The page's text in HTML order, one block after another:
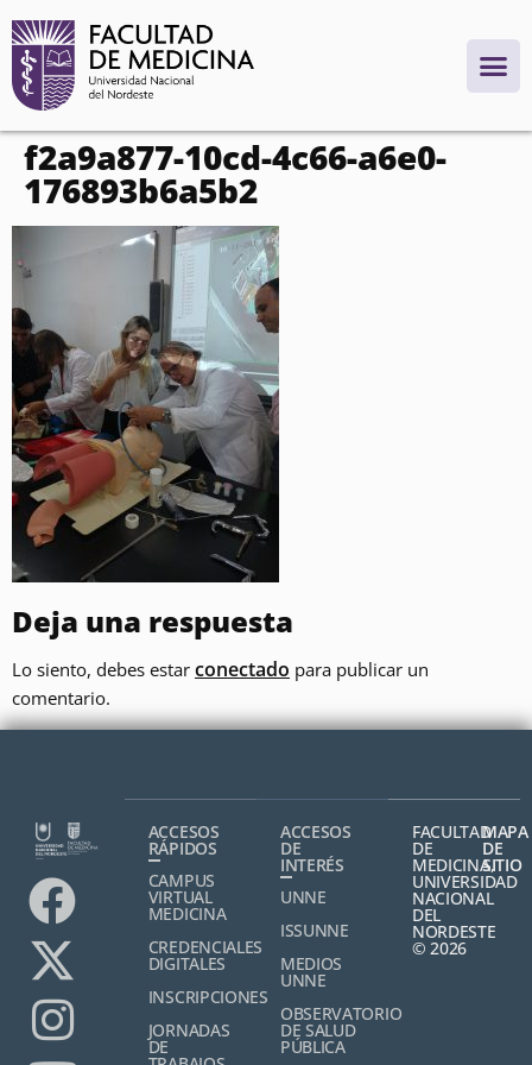
contenido
f2a9a877-10cd-4c66-a6e0-
176893b6a5b2
Deja una respuesta
Lo siento, debes estar conectado para publicar un
comentario.
ACCESOS
RÁPIDOS
CAMPUS
VIRTUAL
MEDICINA
CREDENCIALES
DIGITALES
INSCRIPCIONES
JORNADAS
DE
ACCESOS
DE
INTERÉS
UNNE
ISSUNNE
MEDIOS
UNNE
OBSERVATORIO
DE SALUD
PÚBLICA
FACULTAD
DE
MEDICINA,
UNIVERSIDAD
NACIONAL
DEL
NORDESTE
© 2026
MAPA
DE
SITIO